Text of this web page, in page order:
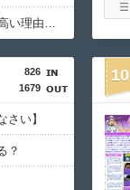
【SNS】夜職女性・パパ活女子のプライドが高い理由って何？
826
1679
さい】
？
10